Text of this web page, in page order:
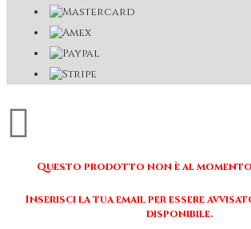
Questo prodotto non è al
Inserisci la tua email per essere
disponibile.